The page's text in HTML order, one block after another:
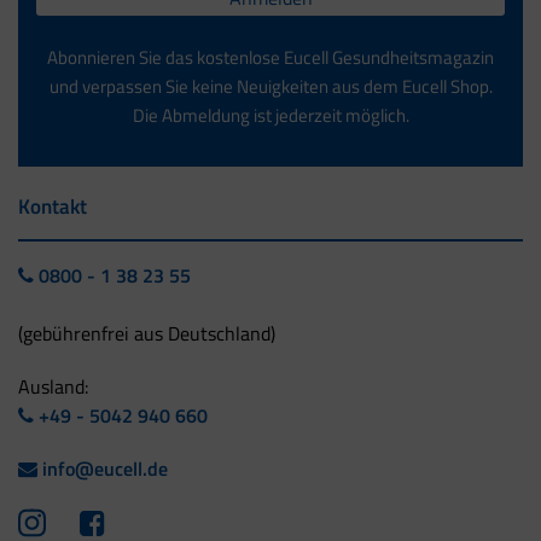
Abonnieren Sie das kostenlose Eucell Gesundheitsmagazin
und verpassen Sie keine Neuigkeiten aus dem Eucell Shop.
Die Abmeldung ist jederzeit möglich.
Kontakt
0800 - 1 38 23 55
(gebührenfrei aus Deutschland)
Ausland:
+49 - 5042 940 660
info@eucell.de